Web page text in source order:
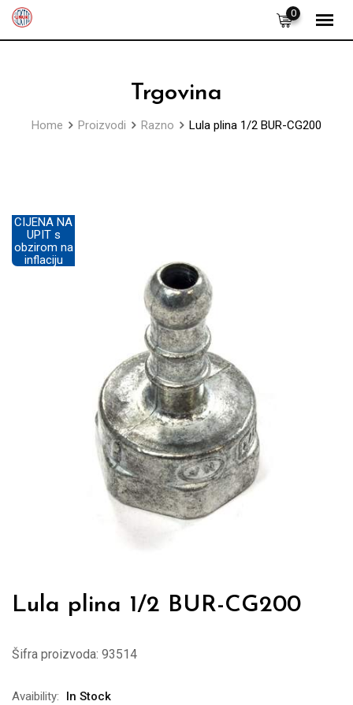
Skip
0
Trgovina
Home Proizvodi Razno Lula plina 1/2 BUR-CG200
CIJENA NA
UPIT s
obzirom na
inflaciju
Lula plina 1/2 BUR-CG200
Šifra proizvoda: 93514
Avaibility:
In Stock